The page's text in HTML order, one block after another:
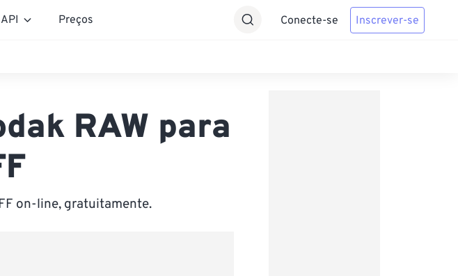
API Preços Conecte-se Inscrever-se
RAW para
on-line, gratuitamente.